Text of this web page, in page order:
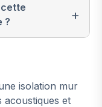
?
isolation mur
acoustiques et